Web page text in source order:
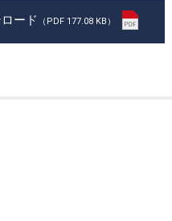
ード （PDF 177.08 KB）